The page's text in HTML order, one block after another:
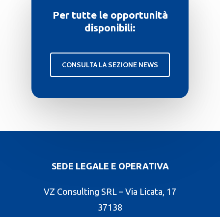
Per tutte le opportunità
disponibili:
CONSULTA LA SEZIONE NEWS
SEDE LEGALE E OPERATIVA
VZ Consulting SRL – Via Licata, 17
37138